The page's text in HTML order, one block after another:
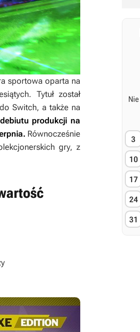
sportowa oparta na
Tytuł został
Switch, a także na
produkcji na
Równocześnie
gry, z
Nie
3
10
17
24
31